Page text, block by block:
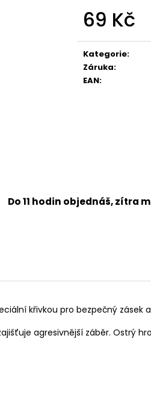
69 Kč
cena:
Kategorie:
Záruka:
EAN:
Do 11 hodin objednáš, zítra
křivkou pro bezpečný
agresivnější záběr. Ostrý